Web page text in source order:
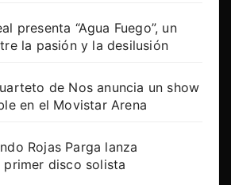
presenta “Agua Fuego”, un
la pasión y la desilusión
de Nos anuncia un show
en el Movistar Arena
Rojas Parga lanza
primer disco solista